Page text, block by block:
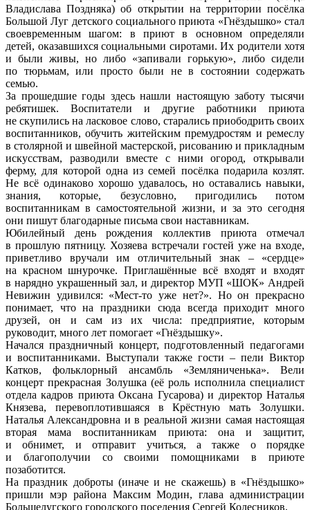
Владислава Поздняка) об открытии на территории посёлка
Большой Луг детского социального приюта «Гнёздышко» стал
своевременным шагом: в приют в основном определяли
детей, оказавшихся социальными сиротами. Их родители хотя
и были живы, но либо «запивали горькую», либо сидели
по тюрьмам, или просто были не в состоянии содержать
семью.
За прошедшие годы здесь нашли настоящую заботу тысячи
ребятишек. Воспитатели и другие работники приюта
не скупились на ласковое слово, старались приободрить своих
воспитанников, обучить житейским премудростям и ремеслу
в столярной и швейной мастерской, рисованию и прикладным
искусствам, разводили вместе с ними огород, открывали
ферму, для которой одна из семей посёлка подарила козлят.
Не всё одинаково хорошо удавалось, но оставались навыки,
знания, которые, безусловно, пригодились потом
воспитанникам в самостоятельной жизни, и за это сегодня
они пишут благодарные письма свои наставникам.
Юбилейный день рождения коллектив приюта отмечал
в прошлую пятницу. Хозяева встречали гостей уже на входе,
приветливо вручали им отличительный знак – «сердце»
на красном шнурочке. Приглашённые всё входят и входят
в нарядно украшенный зал, и директор МУП «ШОК» Андрей
Невижин удивился: «Мест-то уже нет?». Но он прекрасно
понимает, что на праздники сюда всегда приходит много
друзей, он и сам из их числа: предприятие, которым
руководит, много лет помогает «Гнёздышку».
Начался праздничный концерт, подготовленный педагогами
и воспитанниками. Выступали также гости – пели Виктор
Катков, фольклорный ансамбль «Земляниченька». Вели
концерт прекрасная Золушка (её роль исполнила специалист
отдела кадров приюта Оксана Гусарова) и директор Наталья
Князева, перевоплотившаяся в Крёстную мать Золушки.
Наталья Александровна и в реальной жизни самая настоящая
вторая мама воспитанникам приюта: она и защитит,
и обнимет, и отправит учиться, а также о порядке
и благополучии со своими помощниками в приюте
позаботится.
На праздник доброты (иначе и не скажешь) в «Гнёздышко»
пришли мэр района Максим Модин, глава администрации
Большелугского городского поселения Сергей Колесников,